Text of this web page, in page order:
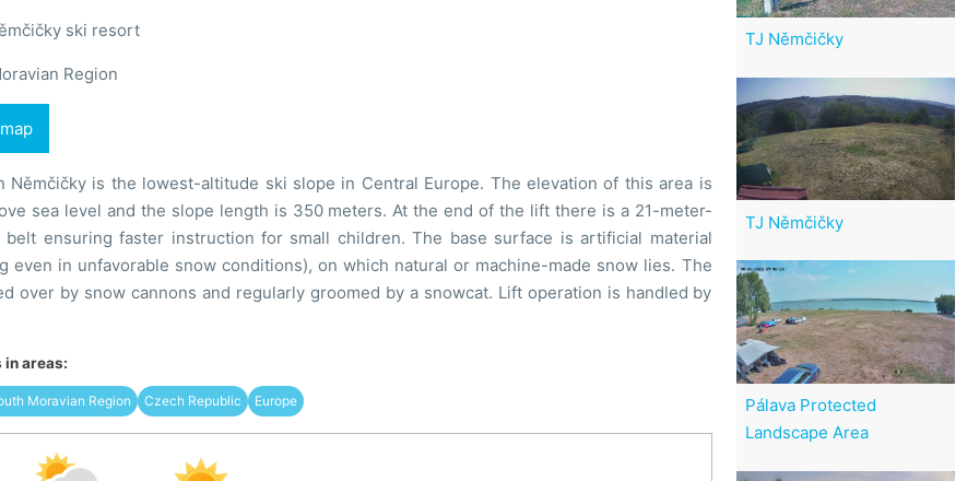
ski resort
Region
Němčičky is the lowest-altitude ski slope in Central Europe. The elevation of this area is
sea level and the slope length is 350 meters. At the end of the lift there is a 21-meter-
belt ensuring faster instruction for small children. The base surface is artificial material
even in unfavorable snow conditions), on which natural or machine-made snow lies. The
over by snow cannons and regularly groomed by a snowcat. Lift operation is handled by
in areas:
Moravian Region Czech Republic Europe
TJ Němčičky
TJ Němčičky
Pálava Protected
Landscape Area